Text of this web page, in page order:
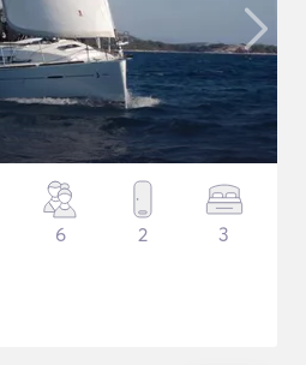
6 2 3